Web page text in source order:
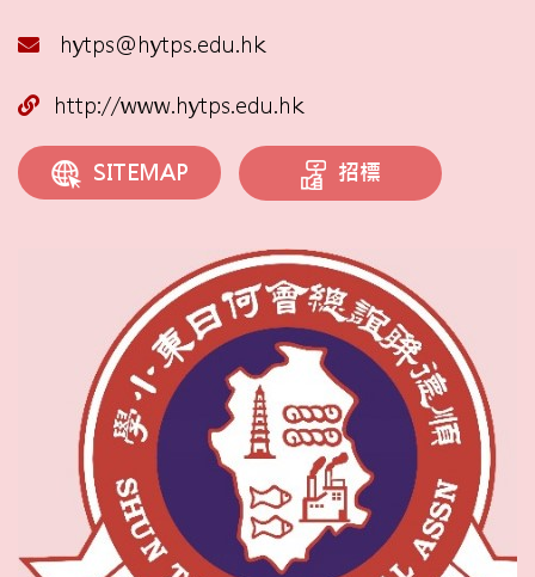
hytps@hytps.edu.hk
http://www.hytps.edu.hk
SITEMAP 招標